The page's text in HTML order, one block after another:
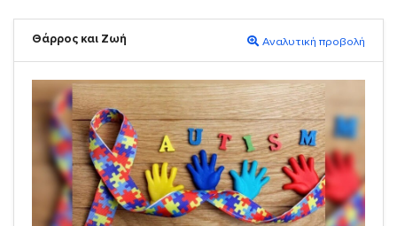
Θάρρος και Ζωή Αναλυτική προβολή